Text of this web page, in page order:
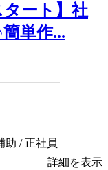
タート】社
単作...
助 / 正社員
詳細を表示